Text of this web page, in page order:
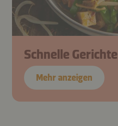
Schnelle Gerichte
Mehr anzeigen